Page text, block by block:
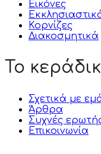
Εικόνες
Κορνίζες
Διακοσμητικά
Το
Σχετικά με
Άρθρα
Συχνές
Επικοινωνία